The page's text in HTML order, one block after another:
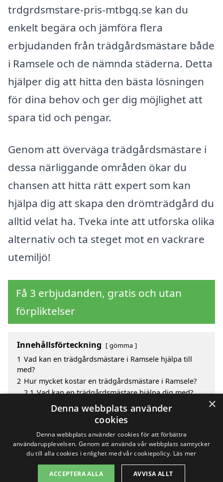
trdgrdsmstare-pris-mtbgq.se kan du
enkelt begära och jämföra flera
erbjudanden från trädgårdsmästare både
i Ramsele och de nämnda städerna. Detta
hjälper dig att hitta den bästa lösningen
för dina behov och ger dig möjlighet att
spara tid och pengar.
Genom att överväga trädgårdsmästare i
dessa närliggande områden ökar du
chansen att hitta rätt expert som kan
hjälpa dig att skapa den drömträdgård du
alltid velat ha. Tveka inte att utforska olika
alternativ och ta steget mot en vackrare
utemiljö!
Få 3 erbjudanden, gratis och utan
förpliktelser
Innehållsförteckning gömma
1 Vad kan en trädgårdsmästare i Ramsele hjälpa till
med?
2 Hur mycket kostar en trädgårdsmästare i Ramsele?
2.1 Vad kan en trädgårdsmästare hjälpa dig med?
Fördelar med att välja trädgårdsmästare i Ramsele
Sök efter en skicklig trädgårdsmästare i de
omgivande städerna Ramsele
Copyright 2026 - Pilanto Aps
×
Denna webbplats använder
cookies
Denna webbplats använder cookies för att förbättra
användarupplevelsen. Genom att använda vår webbplats samtycker
du till alla cookies i enlighet med vår cookiepolicy. Läs mer
ACCEPTERA ALLA AVVISA ALLT